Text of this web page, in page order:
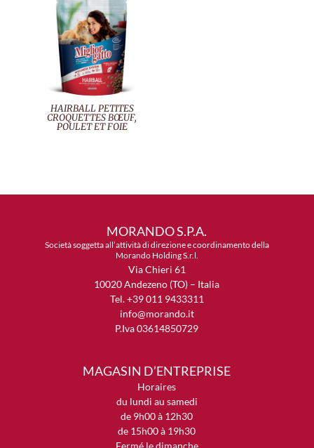
HAIRBALL PETITES
CROQUETTES BŒUF,
POULET ET FOIE
MORANDO S.P.A.
Società soggetta all’attività di direzione e coordinamento della
Morando Holding S.r.l.
Via Chieri 61
10020 Andezeno (TO) – Italia
Tel. +39 011 9433311
info@morando.it
P.Iva 03614850729
MAGASIN D’ENTREPRISE
Horaires
du lundi au samedi
de 9h00 à 12h30
de 15h00 à 19h30
Fermé le dimanche